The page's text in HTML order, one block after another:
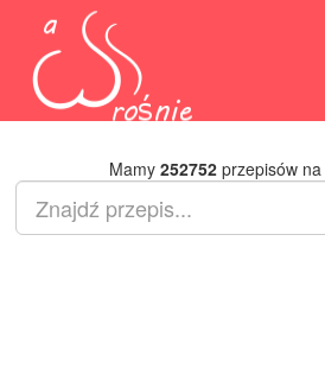
Mamy 252752przepisów na